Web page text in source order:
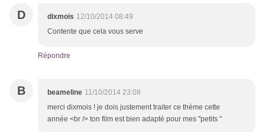
D dixmois 12/10/2014 08:49
Contente que cela vous serve
Répondre
B beameline 11/10/2014 23:08
merci dixmois ! je dois justement traiter ce thème cette
année <br /> ton film est bien adapté pour mes "petits "